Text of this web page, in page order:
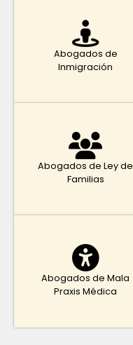
Abogados de
Inmigración
Abogados de Ley de
Familias
Abogados de Mala
Praxis Médica